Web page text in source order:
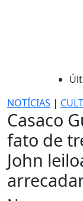
NOTÍCIAS |
Casaco
fato de
John